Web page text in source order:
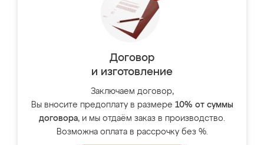
Договор
и изготовление
Заключаем договор,
Вы вносите предоплату в размере 10% от суммы
договора, и мы отдаём заказ в производство.
Возможна оплата в рассрочку без %.